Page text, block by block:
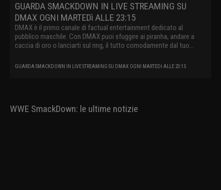
GUARDA SMACKDOWN IN LIVE STREAMING SU
DMAX OGNI MARTEDì ALLE 23:15
DMAX è il primo canale di factual entertainment dedicato al
pubblico maschile. Con DMAX puoi sfuggire ai piranha, andare a
caccia di oro o lanciarti sul ring, il tutto comodamente dal tuo
GUARDA SMACKDOWN IN LIVE STREAMING SU DMAX OGNI MARTEDì ALLE 23:15
WWE SmackDown: le ultime notizie